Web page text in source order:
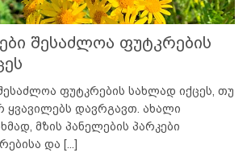
შესაძლოა ფუტკრების
ფუტკრების სახლად იქცეს, თუ
დავრგავთ. ახალი
მზის პანელების პარკები
და [...]